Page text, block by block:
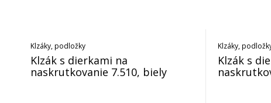
Klzáky, podložky
Klzák s dierkami na
naskrutkovanie 7.510, biely
Klzáky,
Klzák s